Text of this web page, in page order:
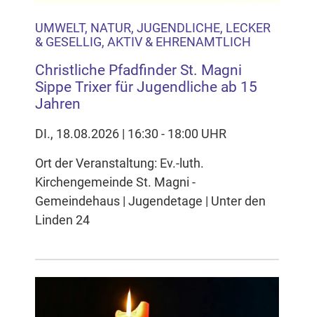
UMWELT, NATUR, JUGENDLICHE, LECKER
& GESELLIG, AKTIV & EHRENAMTLICH
Christliche Pfadfinder St. Magni
Sippe Trixer für Jugendliche ab 15
Jahren
DI., 18.08.2026 | 16:30 - 18:00 UHR
Ort der Veranstaltung: Ev.-luth.
Kirchengemeinde St. Magni -
Gemeindehaus | Jugendetage | Unter den
Linden 24